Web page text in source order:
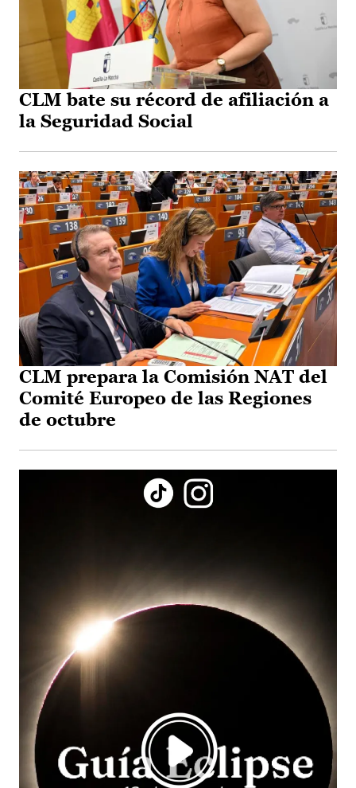
CLM bate su récord de afiliación a
la Seguridad Social
CLM prepara la Comisión NAT del
Comité Europeo de las Regiones
de octubre